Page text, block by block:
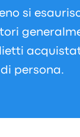
si
persona.